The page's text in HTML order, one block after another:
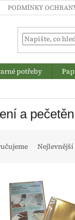
PODMÍNKY
potřeby
a
Nejlevnější